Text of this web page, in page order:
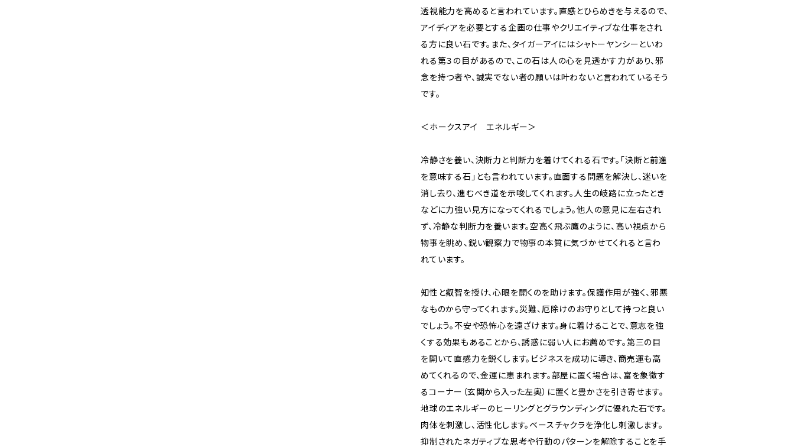
透視能力を高めると言われています。直感とひらめきを与えるので、
アイディアを必要とする企画の仕事やクリエイティブな仕事をされ
る方に良い石です。また、タイガーアイにはシャトーヤンシーといわ
れる第３の目があるので、この石は人の心を見透かす力があり、邪
念を持つ者や、誠実でない者の願いは叶わないと言われているそう
です。
＜ホークスアイ エネルギー＞
冷静さを養い、決断力と判断力を着けてくれる石です。「決断と前進
を意味する石」とも言われています。直面する問題を解決し、迷いを
消し去り、進むべき道を示唆してくれます。人生の岐路に立ったとき
などに力強い見方になってくれるでしょう。他人の意見に左右され
ず、冷静な判断力を養います。空高く飛ぶ鷹のように、高い視点から
物事を眺め、鋭い観察力で物事の本質に気づかせてくれると言わ
れています。
知性と叡智を授け、心眼を開くのを助けます。保護作用が強く、邪悪
なものから守ってくれます。災難、厄除けのお守りとして持つと良い
でしょう。不安や恐怖心を遠ざけます。身に着けることで、意志を強
くする効果もあることから、誘惑に弱い人にお薦めです。第三の目
を開いて直感力を鋭くします。ビジネスを成功に導き、商売運も高
めてくれるので、金運に恵まれます。部屋に置く場合は、富を象徴す
るコーナー（玄関から入った左奥）に置くと豊かさを引き寄せます。
地球のエネルギーのヒーリングとグラウンディングに優れた石です。
肉体を刺激し、活性化します。ベースチャクラを浄化し刺激します。
抑制されたネガティブな思考や行動のパターンを解除することを手